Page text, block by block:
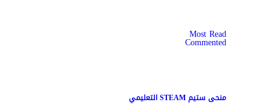
Most Read
Commented
منحى ستيم STEAM التعليمي